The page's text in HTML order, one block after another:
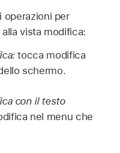
operazioni per
vista modifica:
tocca modifica
schermo.
con il testo
nel menu che